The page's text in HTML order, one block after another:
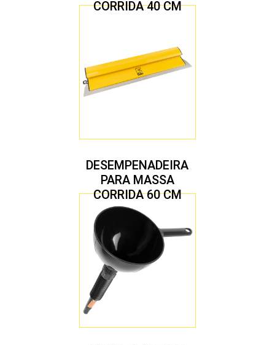
CORRIDA 40 CM
DESEMPENADEIRA
PARA MASSA
CORRIDA 60 CM